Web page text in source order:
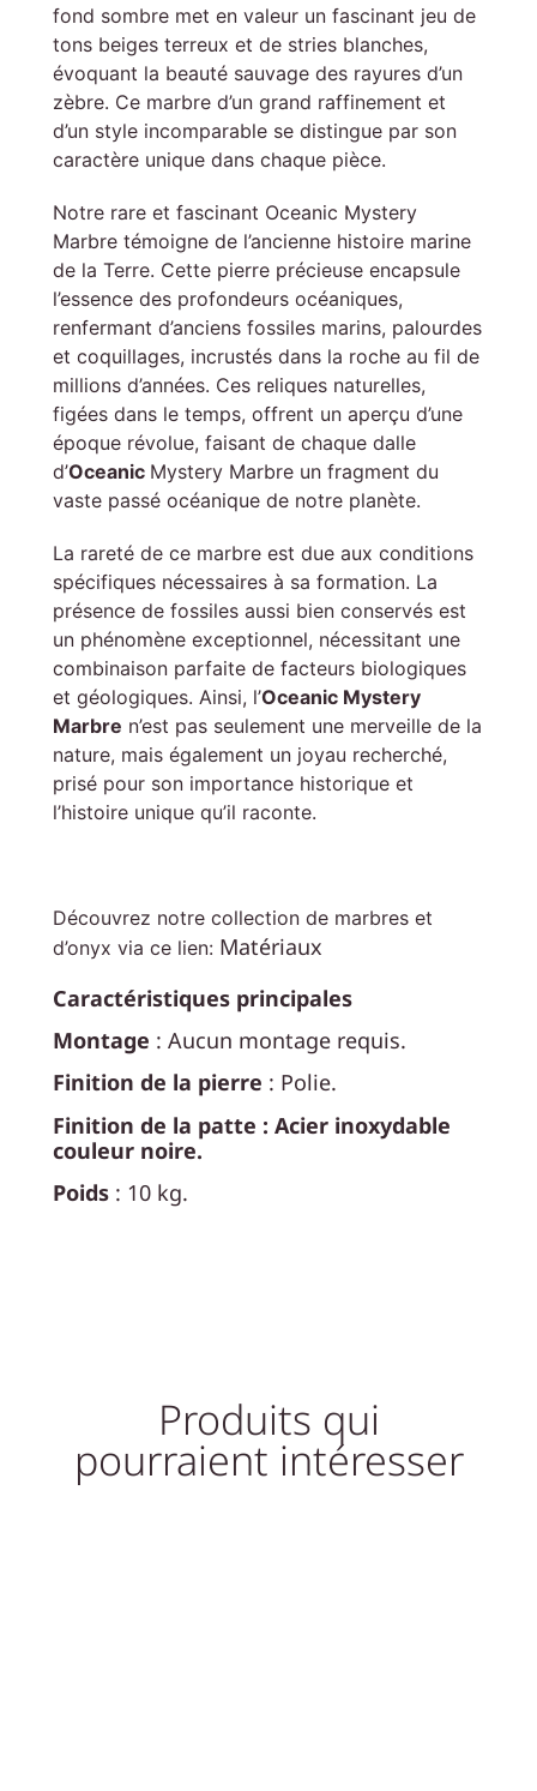
fond sombre met en valeur un fascinant jeu de
tons beiges terreux et de stries blanches,
évoquant la beauté sauvage des rayures d’un
zèbre. Ce marbre d’un grand raffinement et
d’un style incomparable se distingue par son
caractère unique dans chaque pièce.
Notre rare et fascinant Oceanic Mystery
Marbre témoigne de l’ancienne histoire marine
de la Terre. Cette pierre précieuse encapsule
l’essence des profondeurs océaniques,
renfermant d’anciens fossiles marins, palourdes
et coquillages, incrustés dans la roche au fil de
millions d’années. Ces reliques naturelles,
figées dans le temps, offrent un aperçu d’une
époque révolue, faisant de chaque dalle
d’Oceanic Mystery Marbre un fragment du
vaste passé océanique de notre planète.
La rareté de ce marbre est due aux conditions
spécifiques nécessaires à sa formation. La
présence de fossiles aussi bien conservés est
un phénomène exceptionnel, nécessitant une
combinaison parfaite de facteurs biologiques
et géologiques. Ainsi, l’Oceanic Mystery
Marbre n’est pas seulement une merveille de la
nature, mais également un joyau recherché,
prisé pour son importance historique et
l’histoire unique qu’il raconte.
Découvrez notre collection de marbres et
d’onyx via ce lien: Matériaux
Caractéristiques principales
Montage : Aucun montage requis.
Finition de la pierre : Polie.
Finition de la patte : Acier inoxydable
couleur noire.
Poids : 10 kg.
Produits qui
pourraient intéresser